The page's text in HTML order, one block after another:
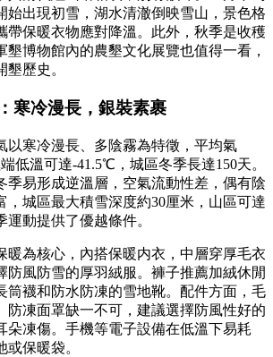
始出現初雪，湖水清澈倒映雪山，景色格
帶保暖衣物應對降溫。此外，秋季是收穫
墾博物館內的農墾文化展覽也值得一看，
歷史。
寒冷漫長，銀裝素裹
以寒冷漫長、多陰霧為特徵，平均氣
低溫可達-41.5℃，城區冬季長達150天。
季易形成逆溫層，空氣流動性差，偶有陰
，城區最大積雪深度約30厘米，山區可達
運動提供了優越條件。
暖為核心，內搭保暖内衣，中層穿厚毛衣
防風防雪的厚羽絨服。褲子推薦加絨休閒
筒襪和防水防凍的雪地靴。配件方面，毛
防凍面罩缺一不可，建議選擇防風性好的
朵凍傷。手機等電子設備在低溫下易耗
保暖袋。